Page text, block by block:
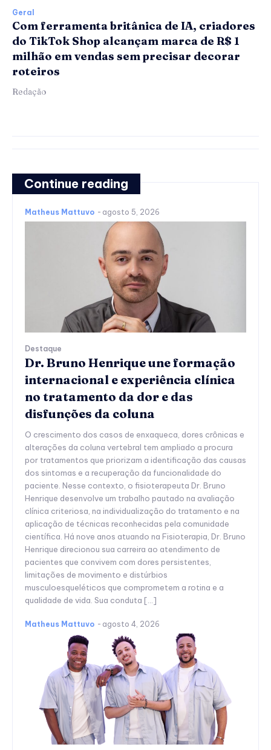
Geral
Com ferramenta britânica de IA, criadores
do TikTok Shop alcançam marca de R$ 1
milhão em vendas sem precisar decorar
roteiros
Redação
Continue reading
Matheus Mattuvo - agosto 5, 2026
Destaque
Dr. Bruno Henrique une formação
internacional e experiência clínica
no tratamento da dor e das
disfunções da coluna
O crescimento dos casos de enxaqueca, dores crônicas e
alterações da coluna vertebral tem ampliado a procura
por tratamentos que priorizam a identificação das causas
dos sintomas e a recuperação da funcionalidade do
paciente. Nesse contexto, o fisioterapeuta Dr. Bruno
Henrique desenvolve um trabalho pautado na avaliação
clínica criteriosa, na individualização do tratamento e na
aplicação de técnicas reconhecidas pela comunidade
científica. Há nove anos atuando na Fisioterapia, Dr. Bruno
Henrique direcionou sua carreira ao atendimento de
pacientes que convivem com dores persistentes,
limitações de movimento e distúrbios
musculoesqueléticos que comprometem a rotina e a
qualidade de vida. Sua conduta […]
Matheus Mattuvo - agosto 4, 2026